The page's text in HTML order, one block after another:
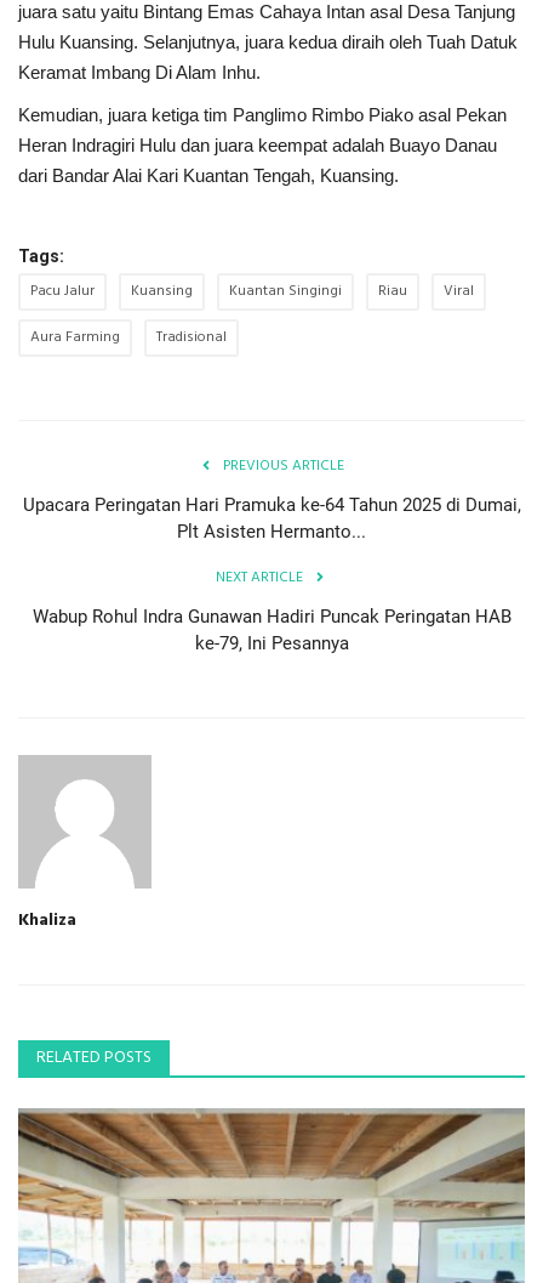
juara satu yaitu Bintang Emas Cahaya Intan asal Desa Tanjung
Hulu Kuansing. Selanjutnya, juara kedua diraih oleh Tuah Datuk
Keramat Imbang Di Alam Inhu.
Kemudian, juara ketiga tim Panglimo Rimbo Piako asal Pekan
Heran Indragiri Hulu dan juara keempat adalah Buayo Danau
dari Bandar Alai Kari Kuantan Tengah, Kuansing.
Tags:
Pacu Jalur Kuansing Kuantan Singingi Riau
Viral
Aura Farming
Tradisional
PREVIOUS ARTICLE
Upacara Peringatan Hari Pramuka ke-64 Tahun 2025 di Dumai,
Plt Asisten Hermanto...
NEXT ARTICLE
Wabup Rohul Indra Gunawan Hadiri Puncak Peringatan HAB
ke-79, Ini Pesannya
Khaliza
RELATED POSTS